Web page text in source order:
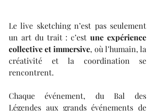
Le live sketching n’est pas seulement
un art du trait : c’est une expérience
collective et immersive, où l’humain, la
créativité et la coordination se
rencontrent.
Chaque événement, du Bal des
Légendes aux grands événements de